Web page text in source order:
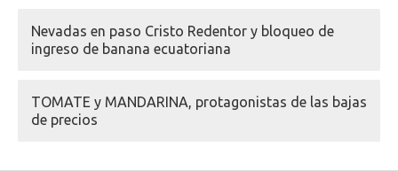
Nevadas en paso Cristo Redentor y bloqueo de
ingreso de banana ecuatoriana
TOMATE y MANDARINA, protagonistas de las bajas
de precios